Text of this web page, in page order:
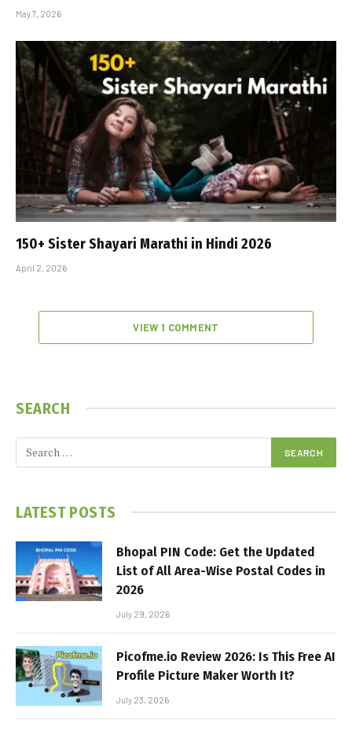
May 7, 2026
150+ Sister Shayari Marathi in Hindi 2026
April 2, 2026
VIEW 1 COMMENT
SEARCH
LATEST POSTS
Bhopal PIN Code: Get the Updated
List of All Area-Wise Postal Codes in
2026
July 29, 2026
Picofme.io Review 2026: Is This Free AI
Profile Picture Maker Worth It?
July 23, 2026